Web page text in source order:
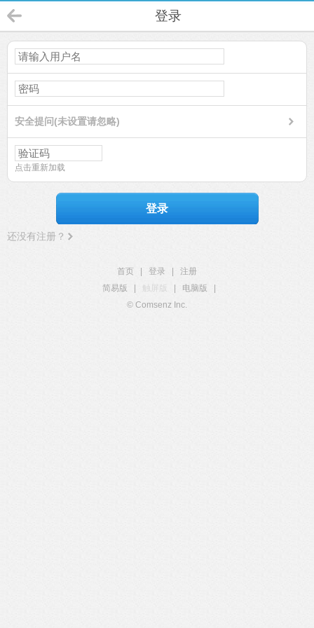
登录
安全提问(未设置请忽略)
点击重新加载
登录
还没有注册？
首页 登录
注册
简易版
触屏版 电脑版
© Comsenz Inc.